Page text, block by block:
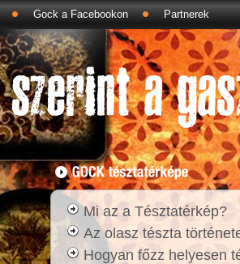
Gock a Facebookon Partnerek
Mi az a Tésztatérkép?
Az olasz tészta
Hogyan főzz helyesen